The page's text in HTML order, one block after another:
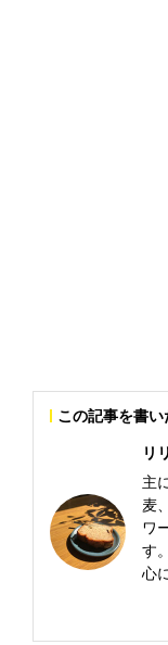
この記事を書い
リ
主
麦
ワ
す
心